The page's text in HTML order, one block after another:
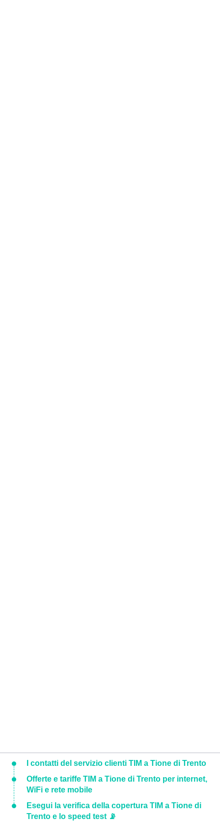
I contatti del servizio clienti TIM a Tione di Trento
Offerte e tariffe TIM a Tione di Trento per internet,
WiFi e rete mobile
Esegui la verifica della copertura TIM a Tione di
Trento e lo speed test 📡